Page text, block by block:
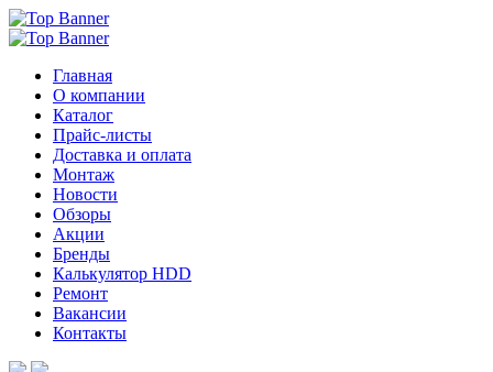
Главная
О компании
Каталог
Прайс-листы
Доставка и оплата
Монтаж
Новости
Обзоры
Акции
Бренды
Калькулятор HDD
Ремонт
Вакансии
Контакты